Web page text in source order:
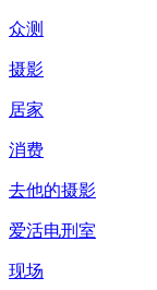
众测
摄影
居家
消费
去他的摄影
爱活电刑室
现场